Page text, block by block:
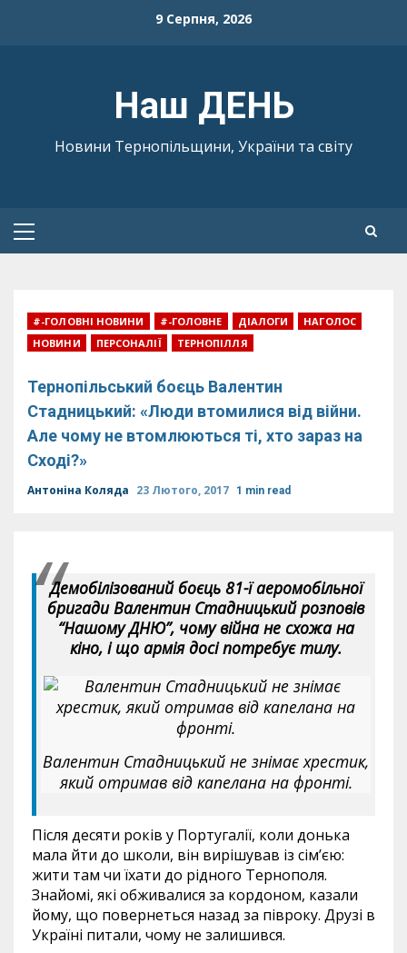
9 Серпня, 2026
Наш ДЕНЬ
Новини Тернопільщини, України та світу
Primary
#-ГОЛОВНІ НОВИНИ #-ГОЛОВНЕ ДІАЛОГИ
НАГОЛОС
НОВИНИ
ПЕРСОНАЛІЇ ТЕРНОПІЛЛЯ
Тернопільський боєць Валентин
Стадницький: «Люди втомилися від війни.
Але чому не втомлюються ті, хто зараз на
Сході?»
Антоніна Коляда 23 Лютого, 2017 1 min read
Демобілізований боєць 81-ї аеромобільної
бригади Валентин Стадницький розповів
“Нашому ДНЮ”, чому війна не схожа на
кіно, і що армія досі потребує тилу.
Валентин Стадницький не знімає хрестик,
який отримав від капелана на фронті.
Після десяти років у Португалії, коли донька
мала йти до школи, він вирішував із сім’єю:
жити там чи їхати до рідного Тернополя.
Знайомі, які обживалися за кордоном, казали
йому, що повернеться назад за півроку. Друзі в
Україні питали, чому не залишився.